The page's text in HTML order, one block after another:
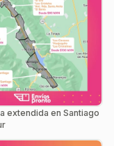
extendida en Santiago